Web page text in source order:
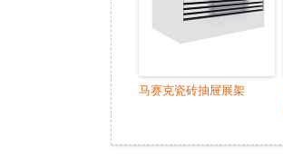
马赛克瓷砖抽屉展架